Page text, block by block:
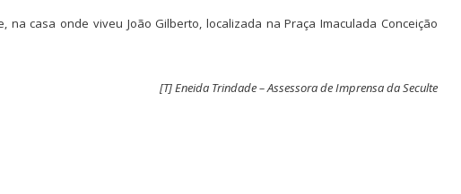
na casa onde viveu João Gilberto, localizada na Praça Imaculada Conceição
[T] Eneida Trindade – Assessora de Imprensa da Seculte